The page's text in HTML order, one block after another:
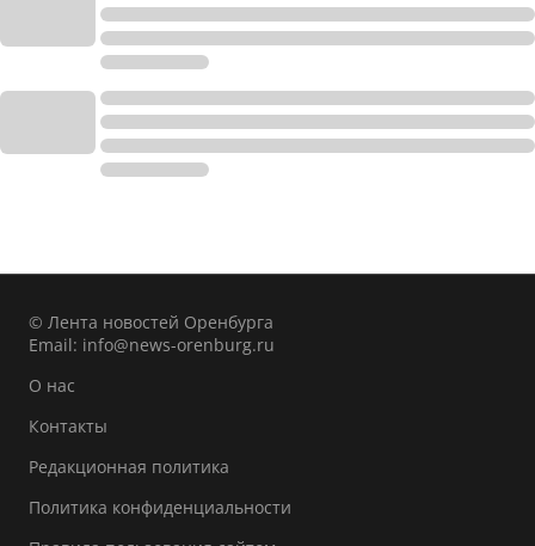
© Лента новостей Оренбурга
Email: info@news-orenburg.ru
О нас
Контакты
Редакционная политика
Политика конфиденциальности